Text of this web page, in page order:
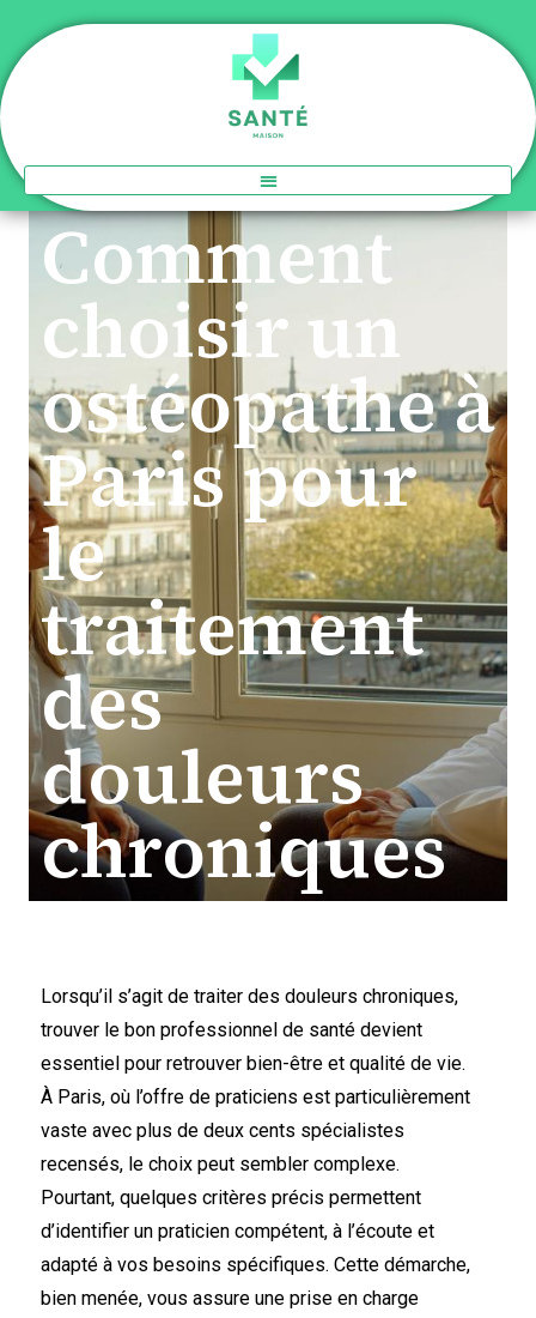
Comment
choisir un
ostéopathe à
Paris pour
le
traitement
des
douleurs
chroniques
Lorsqu’il s’agit de traiter des douleurs chroniques,
trouver le bon professionnel de santé devient
essentiel pour retrouver bien-être et qualité de vie.
À Paris, où l’offre de praticiens est particulièrement
vaste avec plus de deux cents spécialistes
recensés, le choix peut sembler complexe.
Pourtant, quelques critères précis permettent
d’identifier un praticien compétent, à l’écoute et
adapté à vos besoins spécifiques. Cette démarche,
bien menée, vous assure une prise en charge